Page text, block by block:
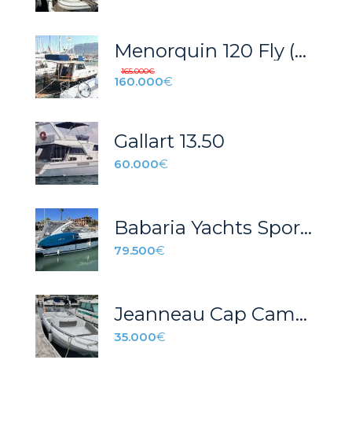
Menorquin 120 Fly (2004)
165.000€
160.000€
Gallart 13.50
60.000€
Babaria Yachts Sport 33 Volvo Penta
79.500€
Jeanneau Cap Camarat 6.5 CC – REF 025P
35.000€